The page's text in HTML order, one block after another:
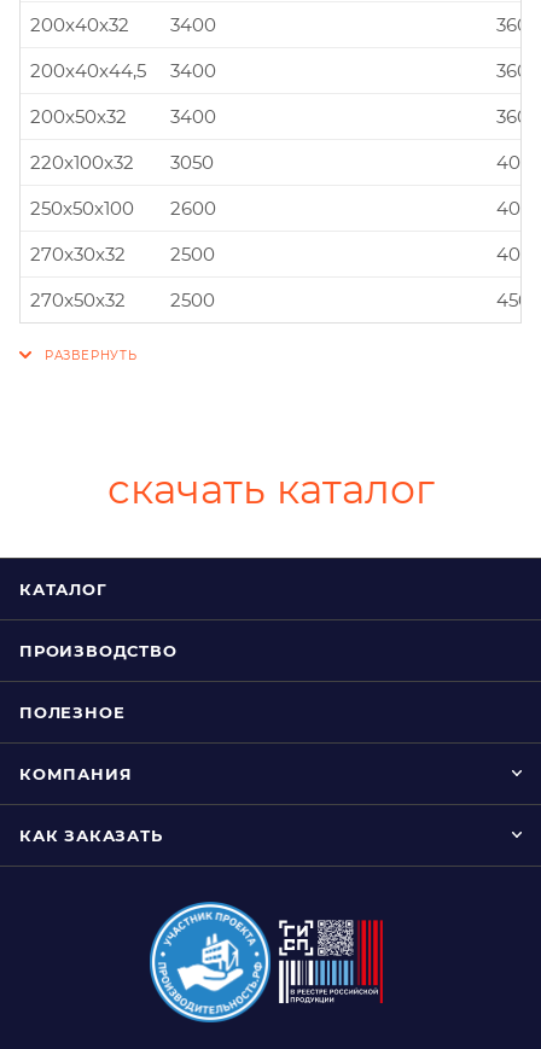
200x40x32
3400
200x40x44,5
3400
200x50x32
3400
220x100x32
3050
250x50x100
2600
270x30x32
2500
270x50x32
2500
скачать каталог
КАТАЛОГ
ПРОИЗВОДСТВО
ПОЛЕЗНОЕ
КОМПАНИЯ
КАК ЗАКАЗАТЬ